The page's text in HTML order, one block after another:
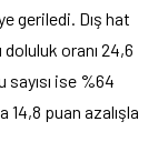
geriledi. Dış hat
oranı 24,6
sayısı ise %64
14,8 puan azalışla